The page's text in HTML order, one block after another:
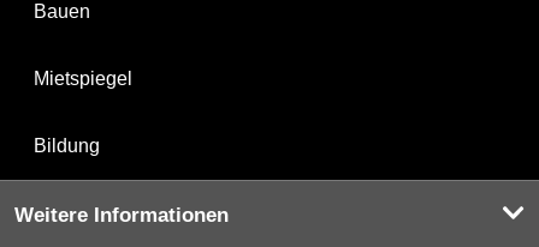
Bauen
Mietspiegel
Bildung
Weitere Informationen